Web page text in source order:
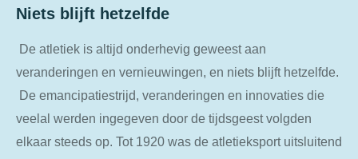
Niets blijft hetzelfde
De atletiek is altijd onderhevig geweest aan
veranderingen en vernieuwingen, en niets blijft hetzelfde.
De emancipatiestrijd, veranderingen en innovaties die
veelal werden ingegeven door de tijdsgeest volgden
elkaar steeds op. Tot 1920 was de atletieksport uitsluitend